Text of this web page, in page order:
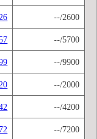
本単語から復習
26 --/2600
--/5700
--/9900
20 --/2000
自然に口から出てくるよ
--/4200
72 --/7200